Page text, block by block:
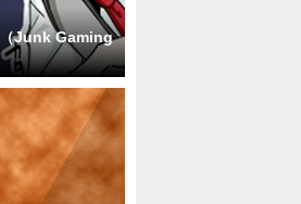
（Junk Gaming